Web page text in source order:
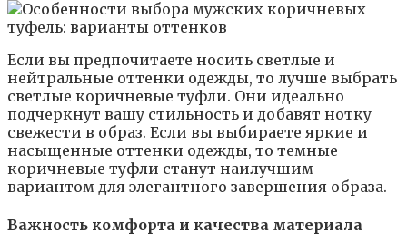
Если вы предпочитаете носить светлые и
нейтральные оттенки одежды, то лучше выбрать
светлые коричневые туфли. Они идеально
подчеркнут вашу стильность и добавят нотку
свежести в образ. Если вы выбираете яркие и
насыщенные оттенки одежды, то темные
коричневые туфли станут наилучшим
вариантом для элегантного завершения образа.
Важность комфорта и качества материала